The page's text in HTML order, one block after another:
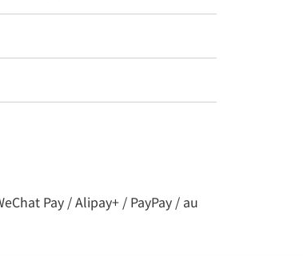
Pay / Alipay+ / PayPay / au